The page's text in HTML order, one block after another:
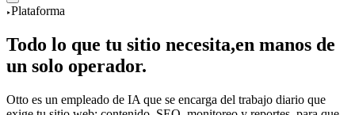
Plataforma
Todo lo que tu sitio necesita,en manos de
un solo operador.
Otto es un empleado de IA que se encarga del trabajo diario que